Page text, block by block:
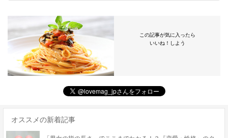
この記事が気に入ったら
いいね！しよう
オススメの新着記事